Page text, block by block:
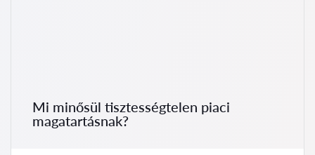
Mi minősül tisztességtelen piaci
magatartásnak?